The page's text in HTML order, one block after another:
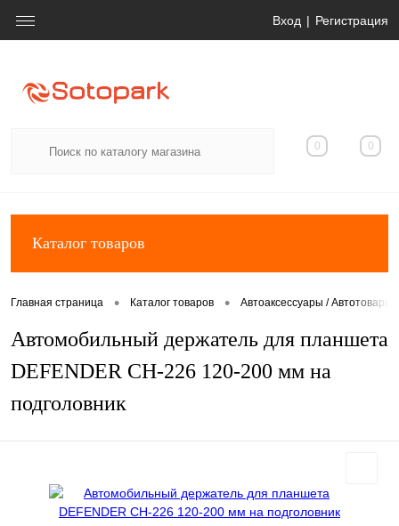
Вход Регистрация
0 0
Каталог товаров
Главная страница • Каталог товаров • Автоаксессуары / Автотовары
Автомобильный держатель для планшета
DEFENDER CH-226 120-200 мм на
подголовник